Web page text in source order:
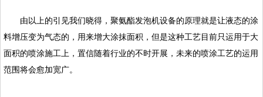
由以上的引见我们晓得，聚氨酯发泡机设备的原理就是让液态的涂
料增压变为气态的，用来增大涂抹面积，但是这种工艺目前只运用于大
面积的喷涂施工上，置信随着行业的不时开展，未来的喷涂工艺的运用
范围将会愈加宽广。